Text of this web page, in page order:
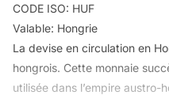
CODE ISO: HUF
Valable: Hongrie
La devise en circulation en
hongrois. Cette monnaie
utilisée dans l’empire